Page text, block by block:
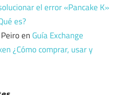
el error «Pancake K»
es?
en Guía Exchange
¿Cómo comprar, usar y